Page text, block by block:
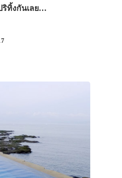
ริทิ้งกันเลย…
VIDEO